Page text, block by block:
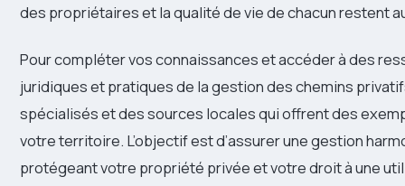
des propriétaires et la qualité de vie de chacun restent
Pour compléter vos connaissances et accéder à des
juridiques et pratiques de la gestion des chemins
spécialisés et des sources locales qui offrent des
votre territoire. L’objectif est d’assurer une gestion
protégeant votre propriété privée et votre droit à une